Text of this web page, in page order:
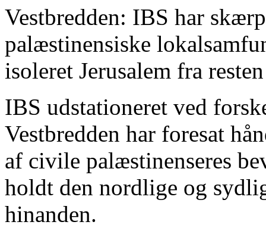
Vestbredden: IBS har
palæstinensiske
isoleret Jerusalem fra
IBS udstationeret ved
Vestbredden har foresat
af civile palæstinenseres
holdt den nordlige og
hinanden.